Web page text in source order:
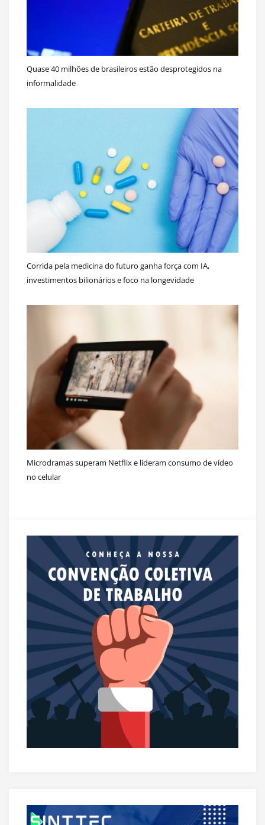
Quase 40 milhões de brasileiros estão desprotegidos na
informalidade
Corrida pela medicina do futuro ganha força com IA,
investimentos bilionários e foco na longevidade
Microdramas superam Netflix e lideram consumo de vídeo
no celular